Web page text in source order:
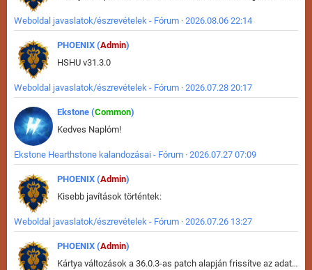
Weboldal javaslatok/észrevételek - Fórum · 2026.08.06 22:14
PHOENIX (Admin)
HSHU v31.3.0
Weboldal javaslatok/észrevételek - Fórum · 2026.07.28 20:17
Ekstone (Common)
Kedves Naplóm!
Ekstone Hearthstone kalandozásai - Fórum · 2026.07.27 07:09
PHOENIX (Admin)
Kisebb javítások történtek:
Weboldal javaslatok/észrevételek - Fórum · 2026.07.26 13:27
PHOENIX (Admin)
Kártya változások a 36.0.3-as patch alapján frissítve az adatbázisban (képek is cserélve).